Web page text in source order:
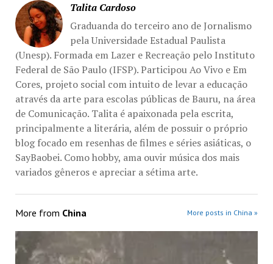
Talita Cardoso
Graduanda do terceiro ano de Jornalismo
pela Universidade Estadual Paulista
(Unesp). Formada em Lazer e Recreação pelo Instituto
Federal de São Paulo (IFSP). Participou Ao Vivo e Em
Cores, projeto social com intuito de levar a educação
através da arte para escolas públicas de Bauru, na área
de Comunicação. Talita é apaixonada pela escrita,
principalmente a literária, além de possuir o próprio
blog focado em resenhas de filmes e séries asiáticas, o
SayBaobei. Como hobby, ama ouvir música dos mais
variados gêneros e apreciar a sétima arte.
More from China More posts in China »